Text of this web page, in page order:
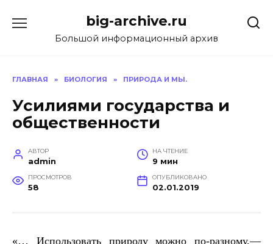
содержанию
big-archive.ru
Большой информационный архив
ГЛАВНАЯ » БИОЛОГИЯ » ПРИРОДА И МЫ.
Усилиями государства и
общественности
АВТОР
admin
НА ЧТЕНИЕ
9 мин
ПРОСМОТРОВ
58
ОПУБЛИКОВАНО
02.01.2019
«… Использовать природу можно по-разному,—